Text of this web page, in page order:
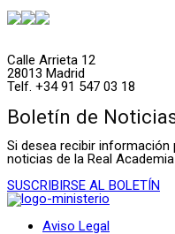
Calle Arrieta 12
28013 Madrid
Telf. +34 91 547 03 18
Boletín de
Si desea recibir información
noticias de la Real
SUSCRIBIRSE AL BOLETÍN
Aviso Legal